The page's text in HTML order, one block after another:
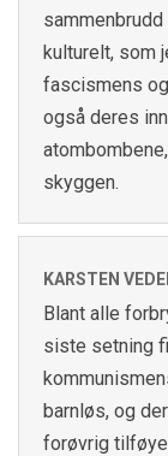
kulturelt, som
fascismens
også deres
skyggen.
KARSTEN
Blant alle
siste setning
barnløs, og
forøvrig